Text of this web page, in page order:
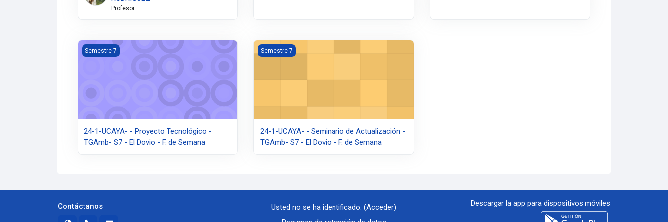
Profesor
24-1-UCAYA- - Proyecto Tecnológico - TGAmb- S7 - El Dovio - F. de Semana
Semestre 7
24-1-UCAYA- - Proyecto Tecnológico -
TGAmb- S7 - El Dovio - F. de Semana
24-1-UCAYA- - Seminario de Actualización - TGAmb- S7 - El Dovio - F. de Semana
Semestre 7
24-1-UCAYA- - Seminario de Actualización -
TGAmb- S7 - El Dovio - F. de Semana
Contáctanos Usted no se ha identificado. (Acceder)
Descargar la app para dispositivos móviles